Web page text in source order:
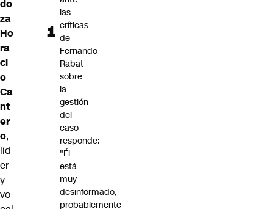
do
za
Ho
ra
ci
o
Ca
nt
er
o,
líd
er
y
vo
las
críticas
de
Fernando
Rabat
sobre
la
gestión
del
caso
responde:
"Él
está
muy
desinformado,
probablemente